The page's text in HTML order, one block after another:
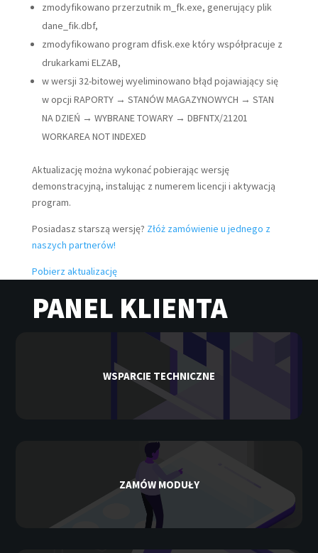
zmodyfikowano przerzutnik m_fk.exe, generujący plik
dane_fik.dbf,
zmodyfikowano program dfisk.exe który współpracuje z
drukarkami ELZAB,
w wersji 32-bitowej wyeliminowano błąd pojawiający się
w opcji RAPORTY → STANÓW MAGAZYNOWYCH → STAN
NA DZIEŃ → WYBRANE TOWARY → DBFNTX/21201
WORKAREA NOT INDEXED
Aktualizację można wykonać pobierając wersję
demonstracyjną, instalując z numerem licencji i aktywacją
program.
Posiadasz starszą wersję? Złóż zamówienie u jednego z
naszych partnerów!
Pobierz aktualizację
PANEL KLIENTA
WSPARCIE TECHNICZNE
ZAMÓW MODUŁY